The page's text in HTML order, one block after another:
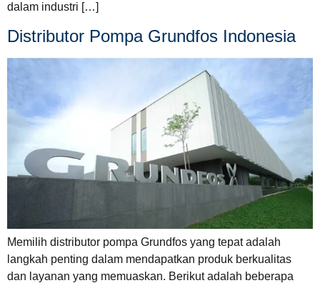
dalam industri […]
Distributor Pompa Grundfos Indonesia
Memilih distributor pompa Grundfos yang tepat adalah
langkah penting dalam mendapatkan produk berkualitas
dan layanan yang memuaskan. Berikut adalah beberapa